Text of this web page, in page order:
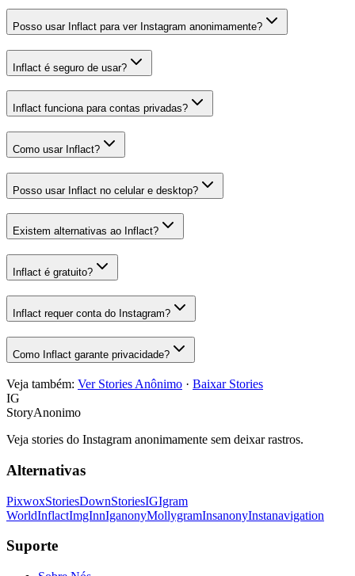
Posso usar Inflact para ver Instagram anonimamente?
Inflact é seguro de usar?
Inflact funciona para contas privadas?
Como usar Inflact?
Posso usar Inflact no celular e desktop?
Existem alternativas ao Inflact?
Inflact é gratuito?
Inflact requer conta do Instagram?
Como Inflact garante privacidade?
Veja também: Ver Stories Anônimo · Baixar Stories
IG
StoryAnonimo
Veja stories do Instagram anonimamente sem deixar rastros.
Alternativas
PixwoxStoriesDownStoriesIGIgram
WorldInflactImgInnIganonyMollygramInsanonyInstanavigation
Suporte